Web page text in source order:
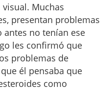
Muchas
presentan problemas
antes no tenían ese
les confirmó que
problemas de
él pensaba que
como